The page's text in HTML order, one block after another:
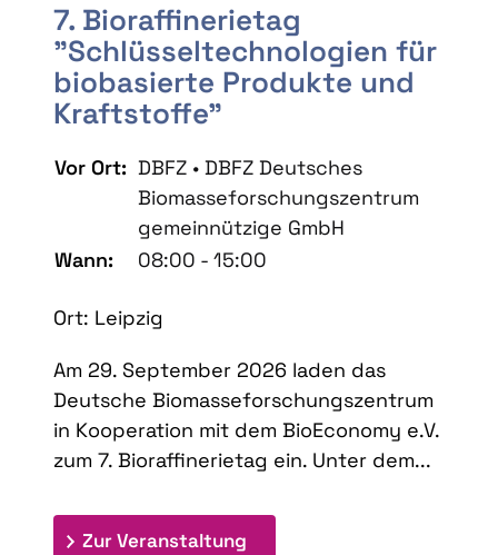
7. Bioraffinerietag
"Schlüsseltechnologien für
biobasierte Produkte und
Kraftstoffe"
Vor Ort: DBFZ • DBFZ Deutsches
Biomasseforschungszentrum
gemeinnützige GmbH
Wann:
08:00 - 15:00
Ort: Leipzig
Am 29. September 2026 laden das
Deutsche Biomasseforschungszentrum
in Kooperation mit dem BioEconomy e.V.
zum 7. Bioraffinerietag ein. Unter dem...
Zur Veranstaltung